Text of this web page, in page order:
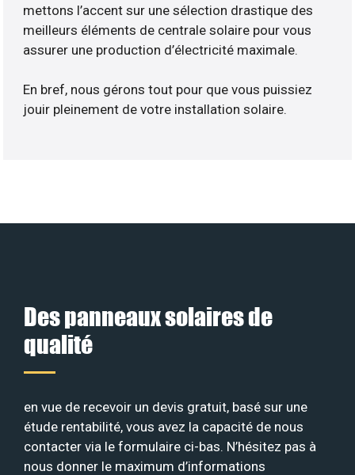
mettons l’accent sur une sélection drastique des
meilleurs éléments de centrale solaire pour vous
assurer une production d’électricité maximale.
En bref, nous gérons tout pour que vous puissiez
jouir pleinement de votre installation solaire.
Des panneaux solaires de
qualité
en vue de recevoir un devis gratuit, basé sur une
étude rentabilité, vous avez la capacité de nous
contacter via le formulaire ci-bas. N’hésitez pas à
nous donner le maximum d’informations